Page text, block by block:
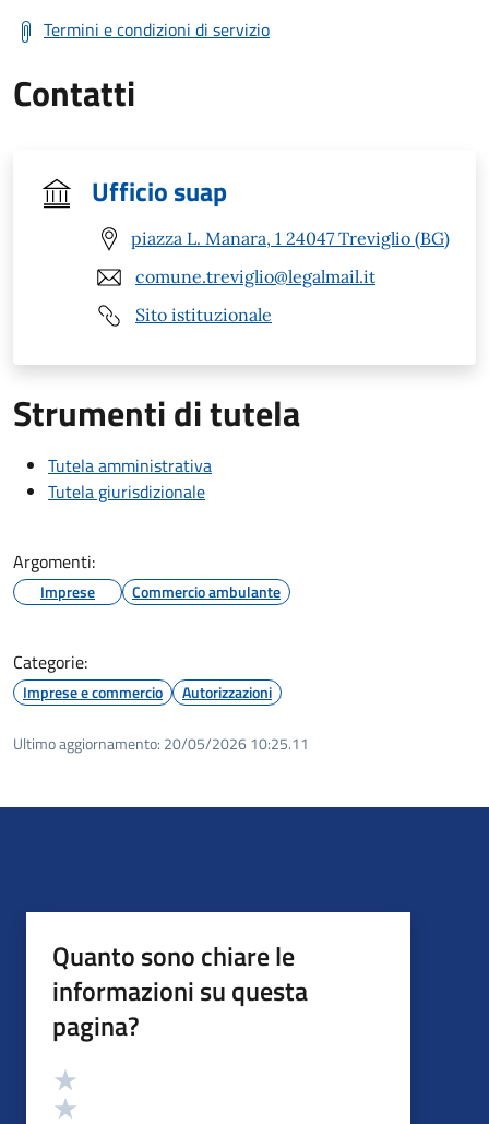
Termini e condizioni di servizio
Contatti
Ufficio suap
piazza L. Manara, 1 24047 Treviglio (BG)
comune.treviglio@legalmail.it
Sito istituzionale
Strumenti di tutela
Tutela amministrativa
Tutela giurisdizionale
Argomenti:
Imprese Commercio ambulante
Categorie:
Imprese e commercio Autorizzazioni
Ultimo aggiornamento: 20/05/2026 10:25.11
Quanto sono chiare le
informazioni su questa
pagina?
Valutazione